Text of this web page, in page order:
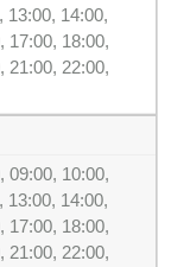
13:00, 14:00,
17:00, 18:00,
21:00, 22:00,
09:00, 10:00,
13:00, 14:00,
17:00, 18:00,
21:00, 22:00,